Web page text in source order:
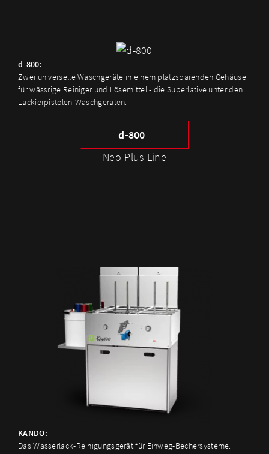
d-800:
Zwei universelle Waschgeräte in einem platzsparenden Gehäuse
für wässrige Reiniger und Lösemittel - die Superlative unter den
Lackierpistolen-Waschgeräten.
d-800
Neo-Plus-Line
KANDO:
Das Wasserlack-Reinigungsgerät für Einweg-Bechersysteme.